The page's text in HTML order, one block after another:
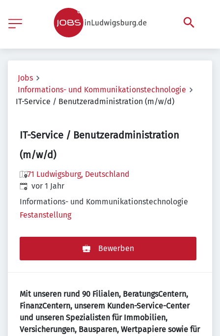
Jobs
Informations- und Kommunikationstechnologie
IT-Service / Benutzeradministration (m/w/d)
IT-Service / Benutzeradministration
(m/w/d)
71 Ludwigsburg, Deutschland
Veröffentlicht
vor 1 Jahr
Informations- und Kommunikationstechnologie
Festanstellung
Bewerben
Mit unseren rund 90 Filialen, BeratungsCentern,
FinanzCentern, unserem Kunden-Service-Center
und unseren Spezialisten für Immobilien,
Versicherungen, Bausparen, Wertpapiere sowie für